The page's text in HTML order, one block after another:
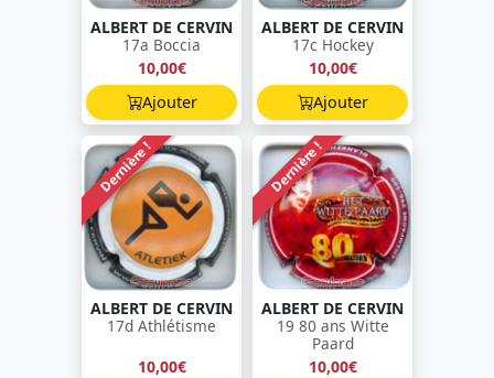
ALBERT DE CERVIN
17a Boccia
10,00€
Ajouter
ALBERT DE CERVIN
17c Hockey
10,00€
Ajouter
Dernière !
ALBERT DE CERVIN
17d Athlétisme
10,00€
Dernière !
ALBERT DE CERVIN
19 80 ans Witte
Paard
10,00€